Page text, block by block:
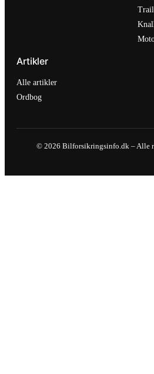
Artikler
Alle artikler
Ordbog
© 2026 Bilforsikringsinfo.dk – Alle